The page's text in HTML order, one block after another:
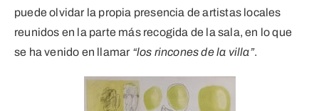
puede olvidar la propia presencia de artistas locales
reunidos en la parte más recogida de la sala, en lo que
se ha venido en llamar “los rincones de la villa”.